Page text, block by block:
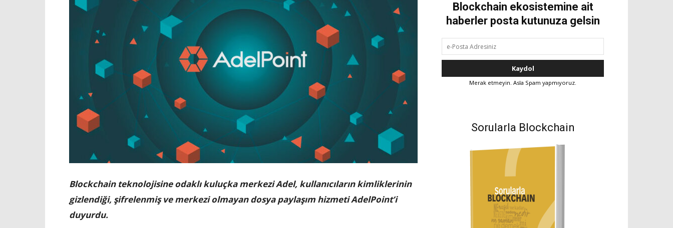
Blockchain teknolojisine odaklı kuluçka merkezi Adel, kullanıcıların kimliklerinin
gizlendiği, şifrelenmiş ve merkezi olmayan dosya paylaşım hizmeti AdelPoint’i
duyurdu.
Blockchain ekosistemine ait
haberler posta kutunuza gelsin
Merak etmeyin. Asla Spam yapmıyoruz.
Sorularla Blockchain